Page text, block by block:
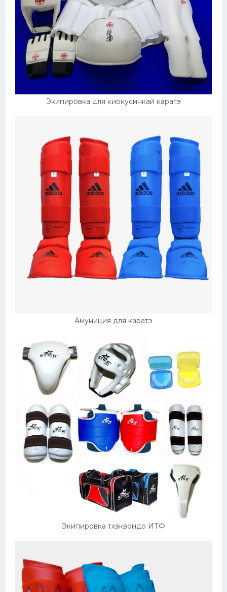
Экипировка для киокусинкай каратэ
Амуниция для каратэ
Экипировка тхэквондо ИТФ